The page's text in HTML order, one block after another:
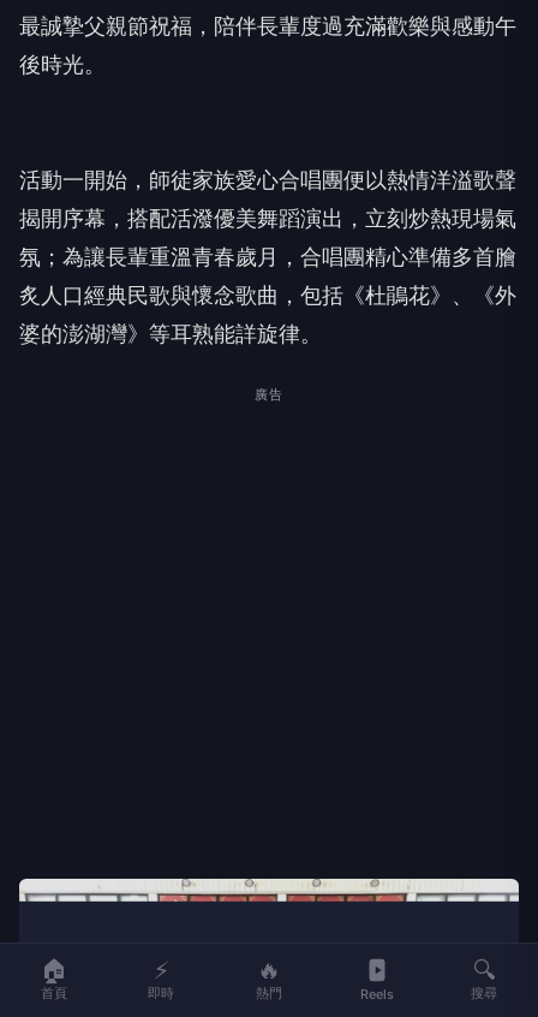
最誠摯父親節祝福，陪伴長輩度過充滿歡樂與感動午
後時光。
活動一開始，師徒家族愛心合唱團便以熱情洋溢歌聲
揭開序幕，搭配活潑優美舞蹈演出，立刻炒熱現場氣
氛；為讓長輩重溫青春歲月，合唱團精心準備多首膾
炙人口經典民歌與懷念歌曲，包括《杜鵑花》、《外
婆的澎湖灣》等耳熟能詳旋律。
廣告
🏠
首頁
⚡
即時
🔥
熱門 Reels
🔍
搜尋